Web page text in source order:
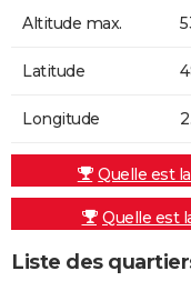
Altitude max.
Latitude
Longitude
Quelle est
Quelle est
Liste des